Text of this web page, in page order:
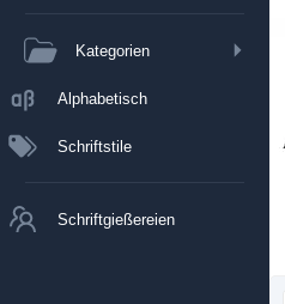
Kategorien
Alphabetisch
Schriftstile
Schriftgießereien